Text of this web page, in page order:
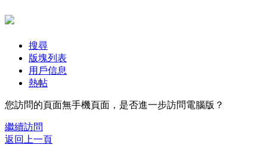
搜尋
版塊列表
用戶信息
熱帖
您訪問的頁面無手機頁面，是否進一步訪問電腦版？
繼續訪問
返回上一頁